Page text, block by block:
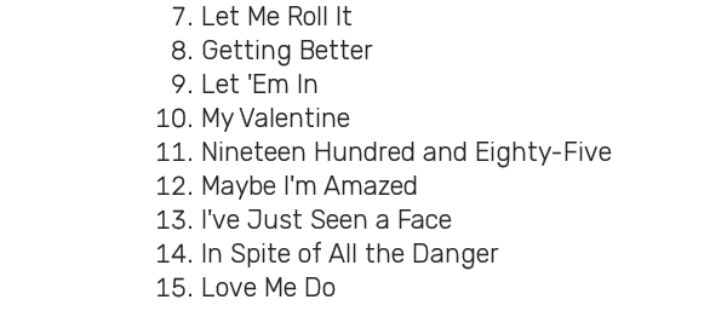
Let Me Roll It
Getting Better
Let 'Em In
My Valentine
Nineteen Hundred and Eighty-Five
Maybe I'm Amazed
I've Just Seen a Face
In Spite of All the Danger
Love Me Do